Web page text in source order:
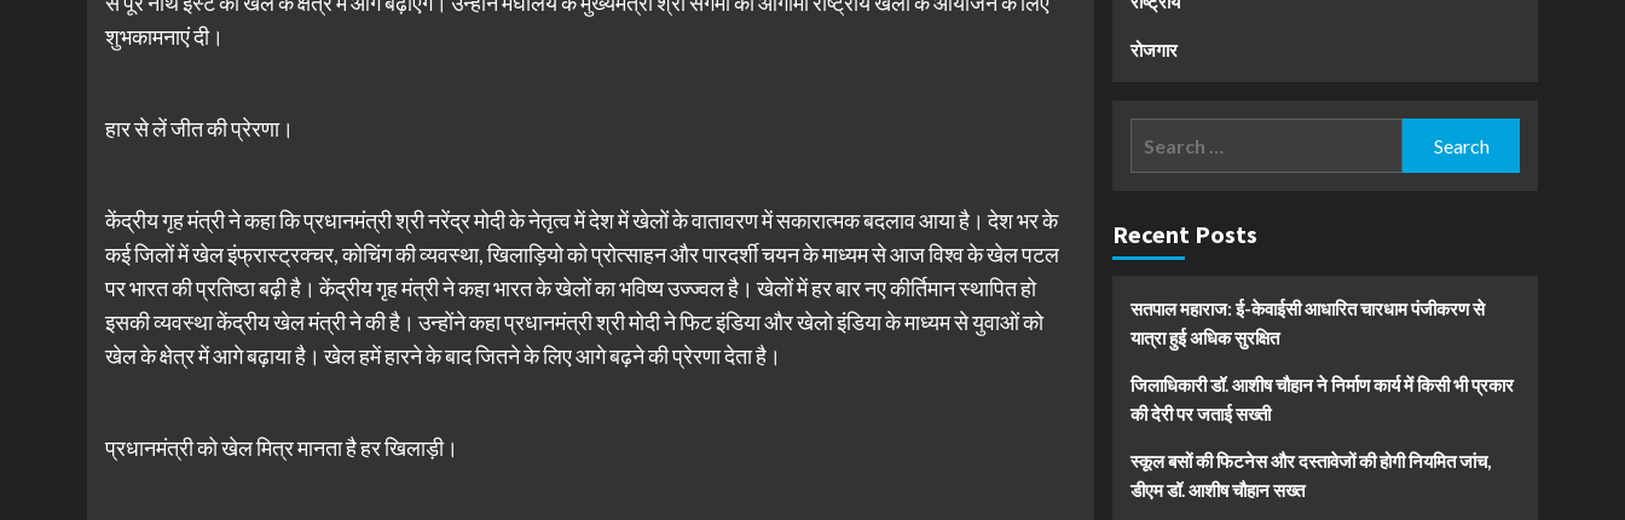
शुभकामनाएं दी।
हार से लें जीत की प्रेरणा।
केंद्रीय गृह मंत्री ने कहा कि प्रधानमंत्री श्री नरेंद्र मोदी के नेतृत्व में देश में खेलों के वातावरण में सकारात्मक बदलाव आया है। देश भर के
कई जिलों में खेल इंफ्रास्ट्रक्चर, कोचिंग की व्यवस्था, खिलाड़ियो को प्रोत्साहन और पारदर्शी चयन के माध्यम से आज विश्व के खेल पटल
पर भारत की प्रतिष्ठा बढ़ी है। केंद्रीय गृह मंत्री ने कहा भारत के खेलों का भविष्य उज्ज्वल है। खेलों में हर बार नए कीर्तिमान स्थापित हो
इसकी व्यवस्था केंद्रीय खेल मंत्री ने की है। उन्होंने कहा प्रधानमंत्री श्री मोदी ने फिट इंडिया और खेलो इंडिया के माध्यम से युवाओं को
खेल के क्षेत्र में आगे बढ़ाया है। खेल हमें हारने के बाद जितने के लिए आगे बढ़ने की प्रेरणा देता है।
प्रधानमंत्री को खेल मित्र मानता है हर खिलाड़ी।
रोजगार
Recent Posts
सतपाल महाराज: ई-केवाईसी आधारित चारधाम पंजीकरण से
यात्रा हुई अधिक सुरक्षित
जिलाधिकारी डॉ. आशीष चौहान ने निर्माण कार्य में किसी भी प्रकार
की देरी पर जताई सख्ती
स्कूल बसों की फिटनेस और दस्तावेजों की होगी नियमित जांच,
डीएम डॉ. आशीष चौहान सख्त